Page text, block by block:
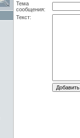
Тема
сообщения:
Текст: